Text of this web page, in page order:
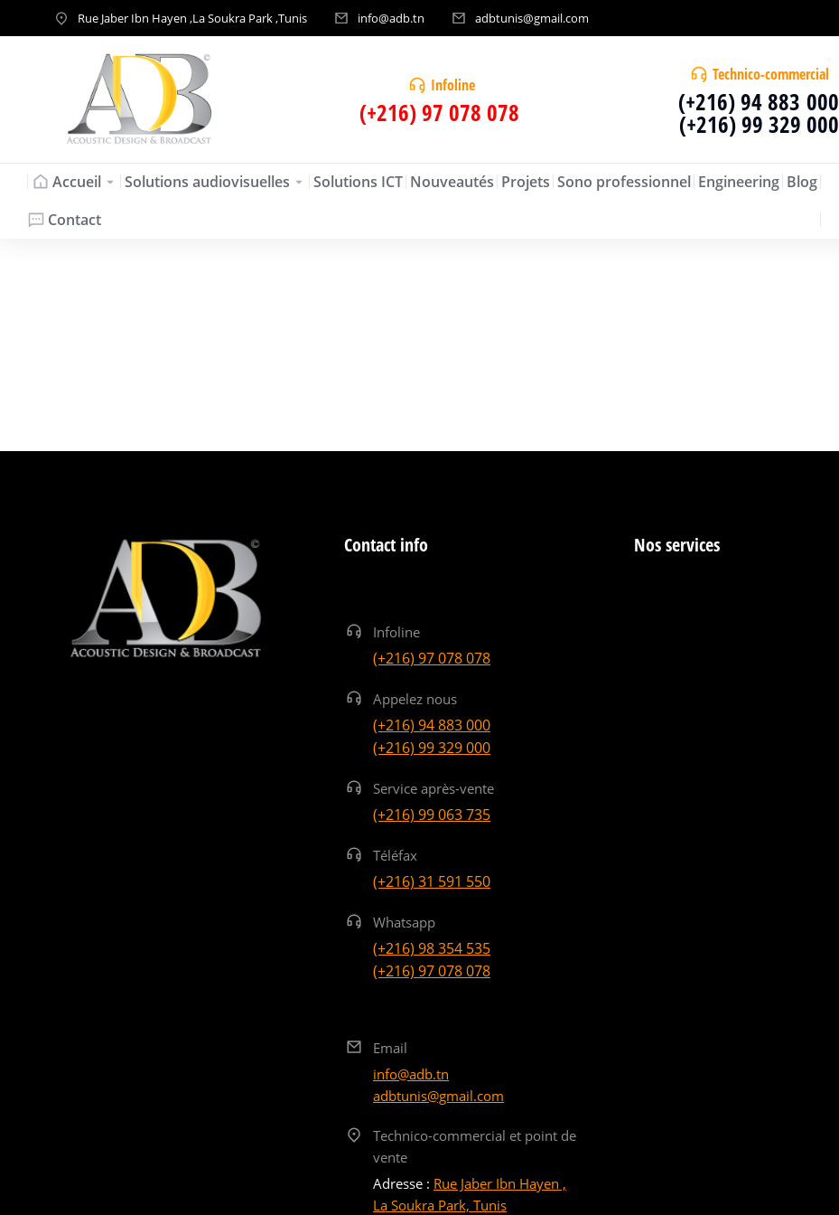
Rue Jaber Ibn Hayen ,La Soukra Park ,Tunis info@adb.tn adbtunis@gmail.com
Infoline
(+216) 97 078 078
Technico-commercial
(+216) 94 883 000
(+216) 99 329 000
Accueil Solutions audiovisuelles Solutions ICT Nouveautés Projets Sono professionnel Engineering Blog
Contact
Contact info
Infoline
(+216) 97 078 078
Appelez nous
(+216) 94 883 000
(+216) 99 329 000
Service après-vente
(+216) 99 063 735
Téléfax
(+216) 31 591 550
Whatsapp
(+216) 98 354 535
(+216) 97 078 078
Email
info@adb.tn
adbtunis@gmail.com
Technico-commercial et point de
vente
Adresse : Rue Jaber Ibn Hayen ,
La Soukra Park, Tunis
Nos services